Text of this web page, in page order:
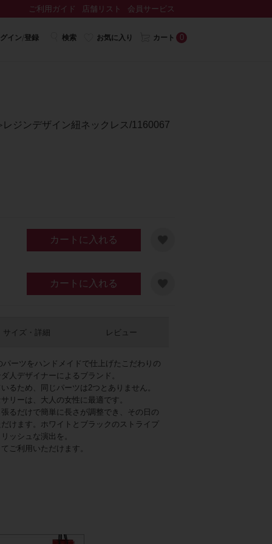
ご利用ガイド 店舗リスト 会員サービス
イン/登録 検索 お気に入り カート 0
ジンデザイン紐ネックレス/1160067
カートに入れる
カートに入れる
ーツをハンドメイドで仕上げたこだわりの
人デザイナーによるブランド。
るため、同じパーツは2つとありません。
リーは、大人の女性に最適です。
るだけで簡単に長さが調整でき、その日の
けます。ホワイトとブラックのストライプ
ッシュな演出を。
ご利用いただけます。
サイズ・詳細 レビュー